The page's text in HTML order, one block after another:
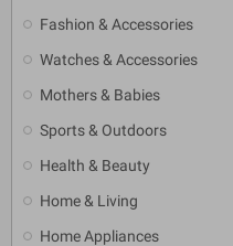
Fashion & Accessories
Watches & Accessories
Mothers & Babies
Sports & Outdoors
Health & Beauty
Home & Living
Home Appliances